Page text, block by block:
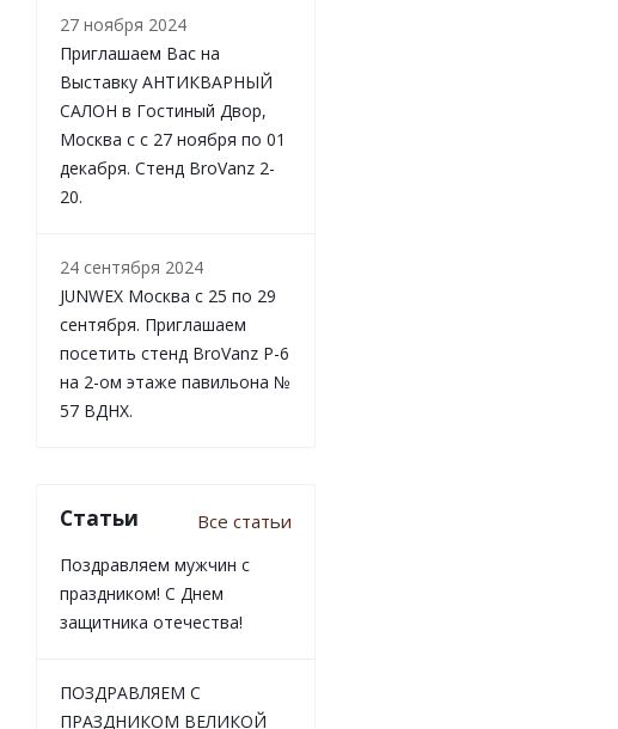
27 ноября 2024
Приглашаем Вас на
Выставку АНТИКВАРНЫЙ
САЛОН в Гостиный Двор,
Москва с с 27 ноября по 01
декабря. Стенд BroVanz 2-
20.
24 сентября 2024
JUNWEX Москва с 25 по 29
сентября. Приглашаем
посетить стенд BroVanz Р-6
на 2-ом этаже павильона №
57 ВДНХ.
Статьи Все статьи
Поздравляем мужчин с
праздником! С Днем
защитника отечества!
ПОЗДРАВЛЯЕМ С
ПРАЗДНИКОМ ВЕЛИКОЙ